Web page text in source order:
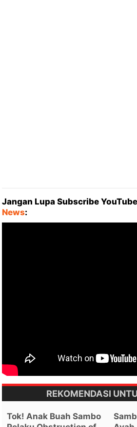
Jangan Lupa Subscribe YouTube
News:
REKOMENDASI
Tok! Anak Buah Sambo